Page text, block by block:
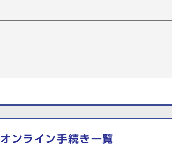
オンライン手続き一覧